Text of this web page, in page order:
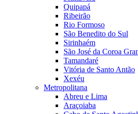
Quipapá
Ribeirão
Rio Formoso
São Benedito do Sul
Sirinhaém
São José da Coroa
Tamandaré
Vitória de Santo Antão
Xexéu
Metropolitana
Abreu e Lima
Araçoiaba